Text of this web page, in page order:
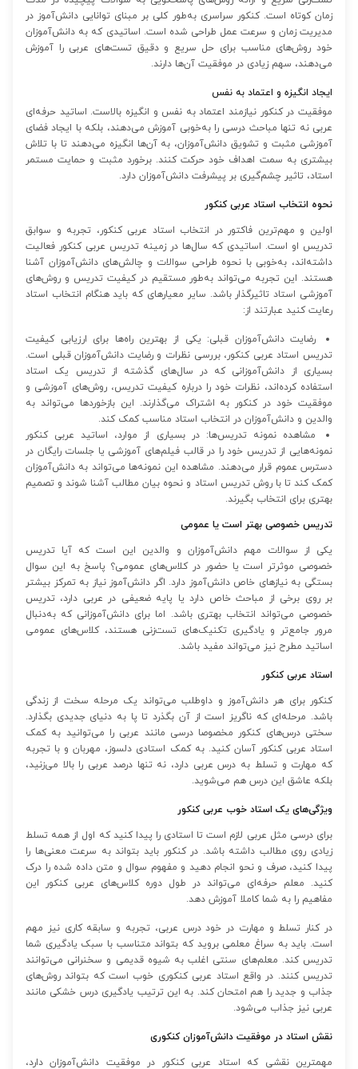
زمان کوتاه است. کنکور سراسری به‌طور کلی بر مبنای توانایی دانش‌آموز در
مدیریت زمان و سرعت عمل طراحی شده است. اساتیدی که به دانش‌آموزان
خود روش‌های مناسب برای حل سریع و دقیق تست‌های عربی را آموزش
می‌دهند، سهم زیادی در موفقیت آن‌ها دارند.
ایجاد انگیزه و اعتماد به نفس
موفقیت در کنکور نیازمند اعتماد به نفس و انگیزه بالاست. اساتید حرفه‌ای
عربی نه تنها مباحث درسی را به‌خوبی آموزش می‌دهند، بلکه با ایجاد فضای
آموزشی مثبت و تشویق دانش‌آموزان، به آن‌ها انگیزه می‌دهند تا با تلاش
بیشتری به سمت اهداف خود حرکت کنند. برخورد مثبت و حمایت مستمر
استاد، تاثیر چشم‌گیری بر پیشرفت دانش‌آموزان دارد.
نحوه انتخاب استاد عربی کنکور
اولین و مهم‌ترین فاکتور در انتخاب استاد عربی کنکور، تجربه و سوابق
تدریس او است. اساتیدی که سال‌ها در زمینه تدریس عربی کنکور فعالیت
داشته‌اند، به‌خوبی با نحوه طراحی سوالات و چالش‌های دانش‌آموزان آشنا
هستند. این تجربه می‌تواند به‌طور مستقیم در کیفیت تدریس و روش‌های
آموزشی استاد تاثیرگذار باشد. سایر معیارهای که باید هنگام انتخاب استاد
رعایت کنید عبارتند از:
رضایت دانش‌آموزان قبلی: یکی از بهترین راه‌ها برای ارزیابی کیفیت
تدریس استاد عربی کنکور، بررسی نظرات و رضایت دانش‌آموزان قبلی است.
بسیاری از دانش‌آموزانی که در سال‌های گذشته از تدریس یک استاد
استفاده کرده‌اند، نظرات خود را درباره کیفیت تدریس، روش‌های آموزشی و
موفقیت خود در کنکور به اشتراک می‌گذارند. این بازخوردها می‌تواند به
والدین و دانش‌آموزان در انتخاب استاد مناسب کمک کند.
مشاهده نمونه تدریس‌ها: در بسیاری از موارد، اساتید عربی کنکور
نمونه‌هایی از تدریس خود را در قالب فیلم‌های آموزشی یا جلسات رایگان در
دسترس عموم قرار می‌دهند. مشاهده این نمونه‌ها می‌تواند به دانش‌آموزان
کمک کند تا با روش تدریس استاد و نحوه بیان مطالب آشنا شوند و تصمیم
بهتری برای انتخاب بگیرند.
تدریس خصوصی بهتر است یا عمومی
یکی از سوالات مهم دانش‌آموزان و والدین این است که آیا تدریس
خصوصی موثرتر است یا حضور در کلاس‌های عمومی؟ پاسخ به این سوال
بستگی به نیازهای خاص دانش‌آموز دارد. اگر دانش‌آموز نیاز به تمرکز بیشتر
بر روی برخی از مباحث خاص دارد یا پایه ضعیفی در عربی دارد، تدریس
خصوصی می‌تواند انتخاب بهتری باشد. اما برای دانش‌آموزانی که به‌دنبال
مرور جامع‌تر و یادگیری تکنیک‌های تست‌زنی هستند، کلاس‌های عمومی
اساتید مطرح نیز می‌تواند مفید باشد.
استاد عربی کنکور
کنکور برای هر دانش‌آموز و داوطلب می‌تواند یک مرحله سخت از زندگی
باشد. مرحله‌ای که ناگریز است از آن بگذرد تا پا به دنیای جدیدی بگذارد.
سختی درس‌های کنکور مخصوصا درسی مانند عربی را می‌توانید به کمک
استاد عربی کنکور آسان کنید. به کمک استادی دلسوز، مهربان و با تجربه
که مهارت و تسلط به درس عربی دارد، نه تنها درصد عربی را بالا می‌زنید،
بلکه عاشق این درس هم می‌شوید.
ویژگی‌های یک استاد خوب عربی کنکور
برای درسی مثل عربی لازم است تا استادی را پیدا کنید که اول از همه تسلط
زیادی روی مطالب داشته باشد. در کنکور باید بتواند به سرعت معنی‌ها را
پیدا کنید، صرف و نحو انجام دهید و مفهوم سوال و متن داده شده را درک
کنید. معلم حرفه‌ای می‌تواند در طول دوره کلاس‌های عربی کنکور این
مفاهیم را به شما کاملا آموزش دهد.
در کنار تسلط و مهارت در خود درس عربی، تجربه و سابقه کاری نیز مهم
است. باید به سراغ معلمی بروید که بتواند متناسب با سبک یادگیری شما
تدریس کند. معلم‌های سنتی اغلب به شیوه قدیمی و سخنرانی می‌توانند
تدریس کنند. در واقع استاد عربی کنکوری خوب است که بتواند روش‌های
جذاب و جدید را هم امتحان کند. به این ترتیب یادگیری درس خشکی مانند
عربی نیز جذاب می‌شود.
نقش استاد در موفقیت دانش‌آموزان کنکوری
مهمترین نقشی که استاد عربی کنکور در موفقیت دانش‌آموزان دارد،